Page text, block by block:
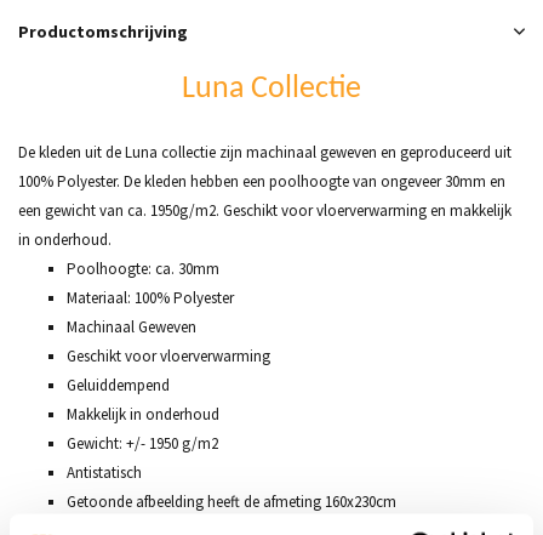
Productomschrijving
Luna Collectie
De kleden uit de Luna collectie zijn machinaal geweven en geproduceerd uit
100% Polyester. De kleden hebben een poolhoogte van ongeveer 30mm en
een gewicht van ca. 1950g/m2. Geschikt voor vloerverwarming en makkelijk
in onderhoud.
Poolhoogte: ca. 30mm
Materiaal: 100% Polyester
Machinaal Geweven
Geschikt voor vloerverwarming
Geluiddempend
Makkelijk in onderhoud
Gewicht: +/- 1950 g/m2
Antistatisch
Getoonde afbeelding heeft de afmeting 160x230cm